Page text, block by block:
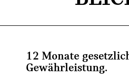
12 Monate
Gewährleistung.